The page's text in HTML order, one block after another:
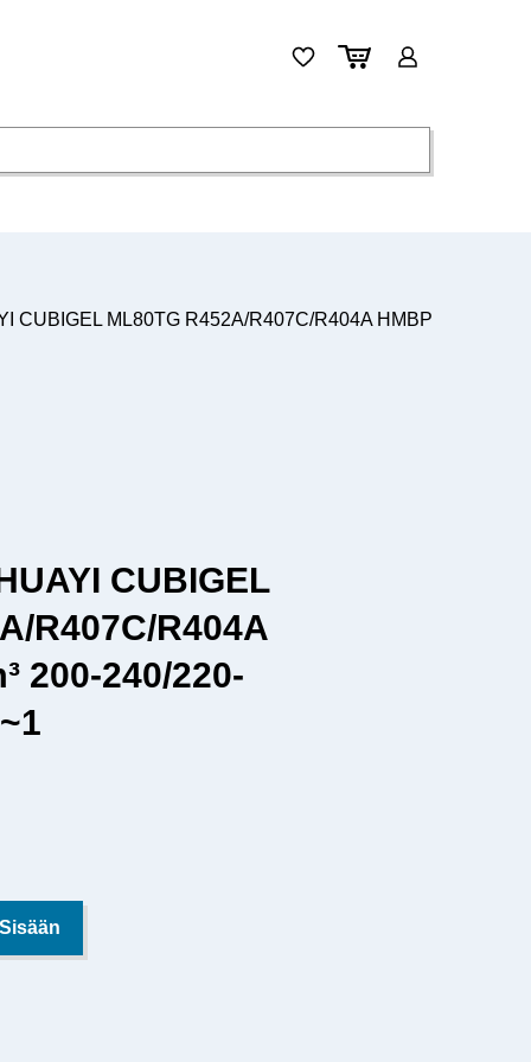
CUBIGEL ML80TG R452A/R407C/R404A HMBP
CUBIGEL
R407C/R404A
200-240/220-